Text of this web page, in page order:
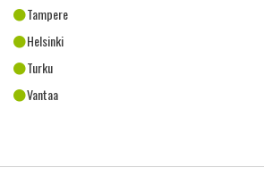
Tampere
Helsinki
Turku
Vantaa